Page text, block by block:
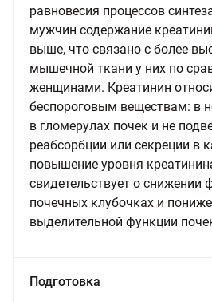
равновесия процессов
мужчин содержание
выше, что связано с более
мышечной ткани у них по
женщинами. Креатинин
беспороговым веществам: в
в гломерулах почек и не
реабсорбции или секреции в
повышение уровня
свидетельствует о снижении
почечных клубочках и
выделительной функции
Подготовка